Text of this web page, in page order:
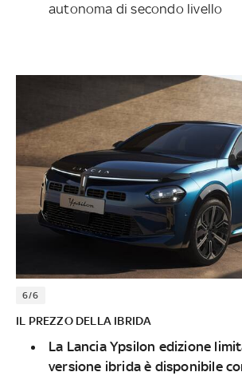
autonoma di secondo livello
6/6
IL PREZZO DELLA IBRIDA
La Lancia Ypsilon edizione
versione ibrida è disponibile